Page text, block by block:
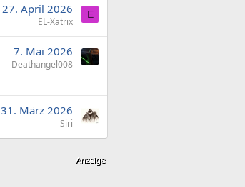
27. April 2026
EL-Xatrix
E
7. Mai 2026
Deathangel008
31. März 2026
Siri